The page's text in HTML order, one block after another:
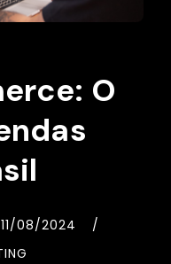
O
11/08/2024